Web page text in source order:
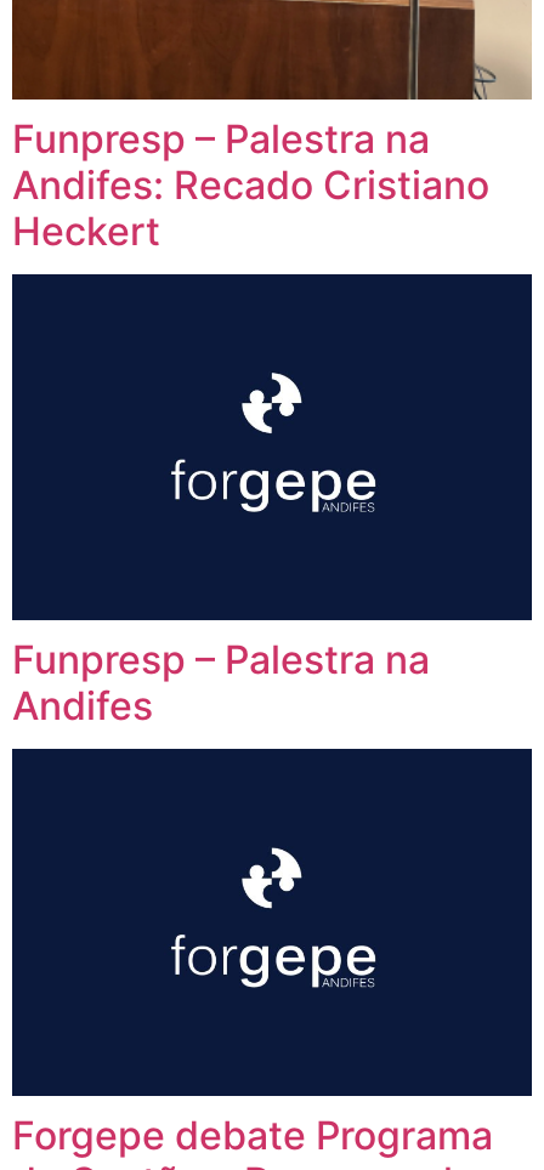
Funpresp – Palestra na
Andifes: Recado Cristiano
Heckert
Funpresp – Palestra na
Andifes
Forgepe debate Programa